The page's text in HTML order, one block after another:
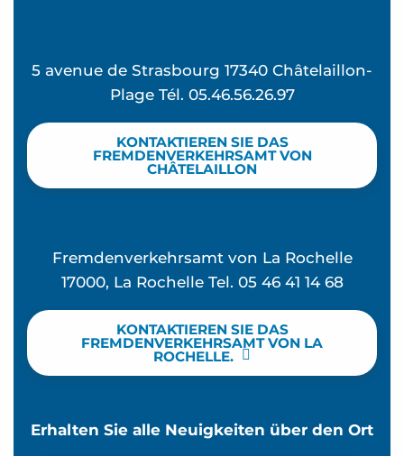
5 avenue de Strasbourg 17340 Châtelaillon-
Plage Tél. 05.46.56.26.97
KONTAKTIEREN SIE DAS
FREMDENVERKEHRSAMT VON
CHÂTELAILLON
Fremdenverkehrsamt von La Rochelle
17000, La Rochelle Tel. 05 46 41 14 68
KONTAKTIEREN SIE DAS
FREMDENVERKEHRSAMT VON LA
ROCHELLE.
Erhalten Sie alle Neuigkeiten über den Ort